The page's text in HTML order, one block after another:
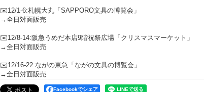
✉️12/1-6:札幌大丸「SAPPORO文具の博覧会」
→全日対面販売
✉️12/8-14:阪急うめだ本店9階祝祭広場「クリスマスマーケット」
→全日対面販売
✉️12/16-22:ながの東急「ながの文具の博覧会」
→全日対面販売
Facebookでシェア